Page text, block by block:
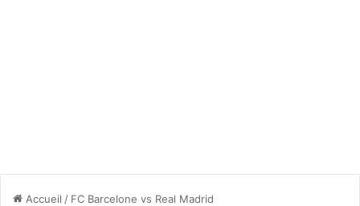
Accueil / FC Barcelone vs Real Madrid